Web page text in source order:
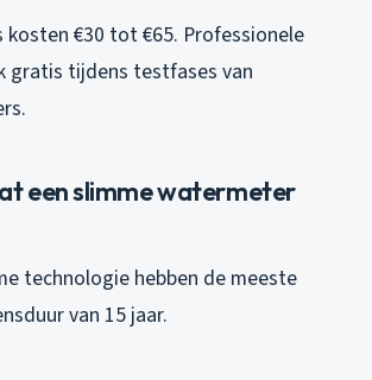
€30 tot €65. Professionele
gratis tijdens testfases van
een slimme watermeter
technologie hebben de meeste
van 15 jaar.